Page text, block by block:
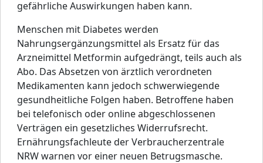
gefährliche Auswirkungen haben kann.
Menschen mit Diabetes werden
Nahrungsergänzungsmittel als Ersatz für das
Arzneimittel Metformin aufgedrängt, teils auch als
Abo. Das Absetzen von ärztlich verordneten
Medikamenten kann jedoch schwerwiegende
gesundheitliche Folgen haben. Betroffene haben
bei telefonisch oder online abgeschlossenen
Verträgen ein gesetzliches Widerrufsrecht.
Ernährungsfachleute der Verbraucherzentrale
NRW warnen vor einer neuen Betrugsmasche.